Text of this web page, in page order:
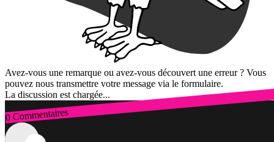
Avez-vous une remarque ou avez-vous découvert une erreur ? Vous
pouvez nous transmettre votre message via le formulaire.
La discussion est chargée...
0 Commentaires
Connexion